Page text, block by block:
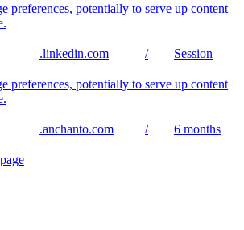
preferences, potentially to serve up content
.linkedin.com / Session
preferences, potentially to serve up content
.anchanto.com / 6 months